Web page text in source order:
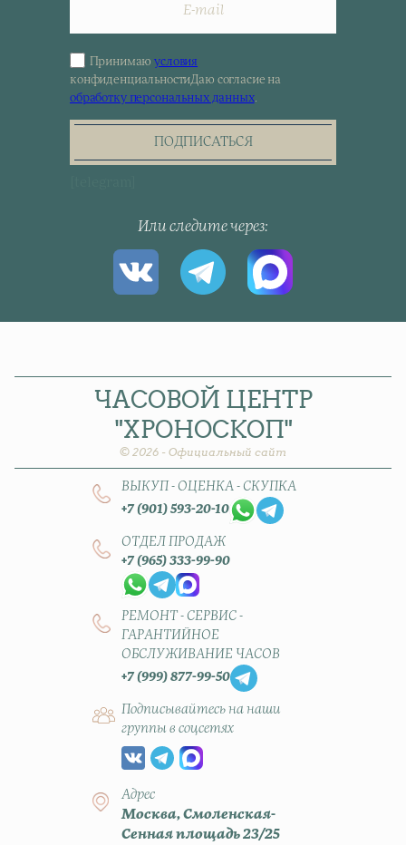
Sign
up
for
the
Принимаюусловия
конфиденциальностиДаю согласие на
обработку персональных данных.
ПОДПИСАТЬСЯ
Или следите через
ЧАСОВОЙ ЦЕНТР
"ХРОНОСКОП"
© 2026 - Официальный сайт
ВЫКУП - ОЦЕНКА - СКУПКА
+7 (901) 593-20-10
ОТДЕЛ ПРОДАЖ
+7 (965) 333-99-90
РЕМОНТ - СЕРВИС -
ГАРАНТИЙНОЕ
ОБСЛУЖИВАНИЕ ЧАСОВ
+7 (999) 877-99-50
Подписывайтесь на наши
группы в соцсетях
Адрес
Москва, Смоленская-
Сенная площадь 23/25